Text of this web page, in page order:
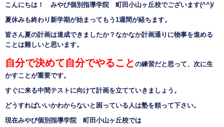
こんにちは！ みやび個別指導学院 町田小山ヶ丘校でございます(^^)/
夏休みも終わり新学期が始まってもう 1週間が経ちます。
皆さん夏の計画は達成できましたか？なかなか計画通りに物事を進める
ことは難しいと思います。
自分で決めて自分でやること の練習だと思って、次に生
かすことが重要です。
すぐに来る中間テストに向けて計画を立てていきましょう。
どうすればいいかわからないと困っている人は塾を頼って下さい。
現在みやび個別指導学院 町田小山ヶ丘校では